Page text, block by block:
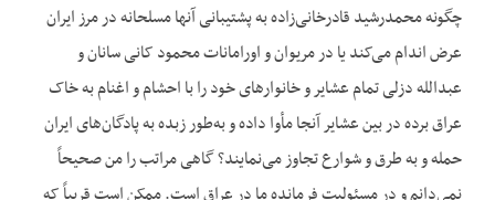
چگونه محمدرشید قادرخانی‌زاده به پشتیبانی آنها مسلحانه در مرز ایران
عرض اندام می‌کند یا در مریوان و اورامانات محمود کانی سانان و
عبدالله دزلی تمام عشایر و خانوارهای خود را با احشام و اغنام به خاک
عراق برده در بین عشایر آنجا مأوا داده و به‌طور زبده به پادگان‌های ایران
حمله و به طرق و شوارع تجاوز می‌نمایند؟ گاهی مراتب را من صحیحاً